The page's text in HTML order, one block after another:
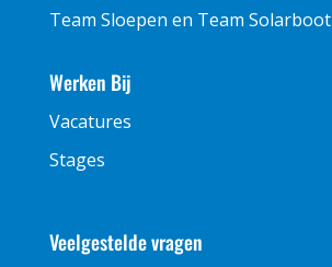
Team Sloepen en Team Solarboot
Werken Bij
Vacatures
Stages
Veelgestelde vragen